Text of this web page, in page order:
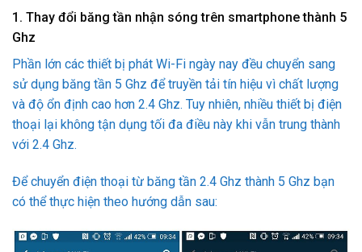
1. Thay đổi băng tần nhận sóng trên smartphone thành 5
Ghz
Phần lớn các thiết bị phát Wi-Fi ngày nay đều chuyển sang
sử dụng băng tần 5 Ghz để truyền tải tín hiệu vì chất lượng
và độ ổn định cao hơn 2.4 Ghz. Tuy nhiên, nhiều thiết bị điện
thoại lại không tận dụng tối đa điều này khi vẫn trung thành
với 2.4 Ghz.
Để chuyển điện thoại từ băng tần 2.4 Ghz thành 5 Ghz bạn
có thể thực hiện theo hướng dẫn sau: